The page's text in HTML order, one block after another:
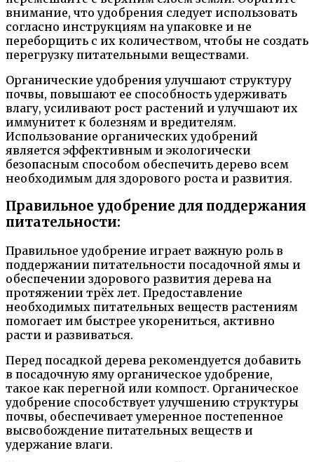
внимание, что удобрения следует использовать
согласно инструкциям на упаковке и не
переборщить с их количеством, чтобы не создать
перегрузку питательными веществами.
Органические удобрения улучшают структуру
почвы, повышают ее способность удерживать
влагу, усиливают рост растений и улучшают их
иммунитет к болезням и вредителям.
Использование органических удобрений
является эффективным и экологически
безопасным способом обеспечить дерево всем
необходимым для здорового роста и развития.
Правильное удобрение для поддержания
питательности:
Правильное удобрение играет важную роль в
поддержании питательности посадочной ямы и
обеспечении здорового развития дерева на
протяжении трёх лет. Предоставление
необходимых питательных веществ растениям
помогает им быстрее укорениться, активно
расти и развиваться.
Перед посадкой дерева рекомендуется добавить
в посадочную яму органическое удобрение,
такое как перегной или компост. Органическое
удобрение способствует улучшению структуры
почвы, обеспечивает умеренное постепенное
высвобождение питательных веществ и
удержание влаги.